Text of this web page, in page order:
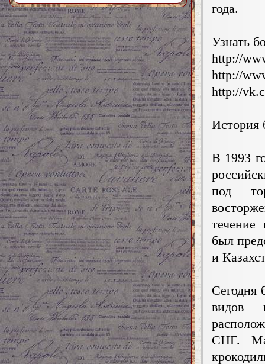
года.
Узнать
http://
http://
http://
История
В 1993
под
был
и
Сегодня
видов
СНГ.